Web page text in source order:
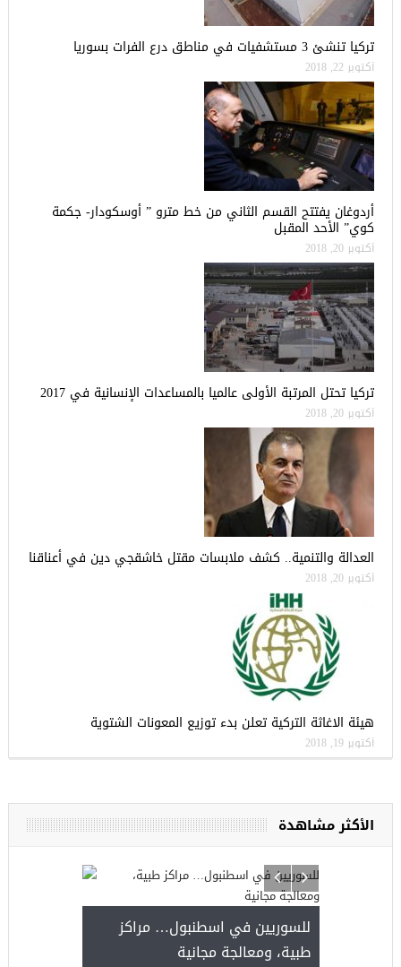
تركيا تنشئ 3 مستشفيات في مناطق درع الفرات بسوريا
أكتوبر 22, 2018
أردوغان يفتتح القسم الثاني من خط مترو ” أوسكودار- جكمة
كوي” الأحد المقبل
أكتوبر 20, 2018
تركيا تحتل المرتبة الأولى عالميا بالمساعدات الإنسانية في 2017
أكتوبر 20, 2018
العدالة والتنمية.. كشف ملابسات مقتل خاشقجي دين في أعناقنا
أكتوبر 20, 2018
هيئة الاغاثة التركية تعلن بدء توزيع المعونات الشتوية
أكتوبر 19, 2018
الأكثر مشاهدة
للسوريين في اسطنبول… مراكز
طبية، ومعالجة مجانية